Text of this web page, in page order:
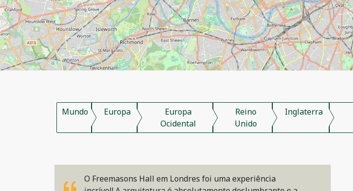
Mundo Europa
Europa
Ocidental
Reino
Unido
Inglaterra
O Freemasons Hall em Londres foi uma experiência